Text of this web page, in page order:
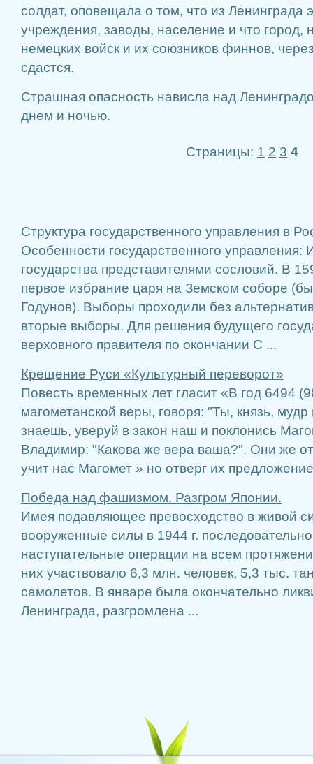
солдат, оповещала о том, что из Ленинграда
учреждения, заводы, население и что город,
немецких войск и их союзников финнов,
сдастся.
Страшная опасность нависла над
днем и ночью.
Страницы: 1 2 3 4
Структура государственного управления в
Особенности государственного управления:
государства представителями сословий. В
первое избрание царя на Земском соборе
Годунов). Выборы проходили без
вторые выборы. Для решения будущего
верховного правителя по окончании С ...
Крещение Руси «Культурный переворот»
Повесть временных лет гласит «В год 6494
магометанской веры, говоря: "Ты, князь,
знаешь, уверуй в закон наш и поклонись
Владимир: "Какова же вера ваша?". Они же
учит нас Магомет » но отверг их
Победа над фашизмом. Разгром Японии.
Имея подавляющее превосходство в живой
вооруженные силы в 1944 г.
наступательные операции на всем
них участвовало 6,3 млн. человек, 5,3 тыс.
самолетов. В январе была окончательно
Ленинграда, разгромлена ...